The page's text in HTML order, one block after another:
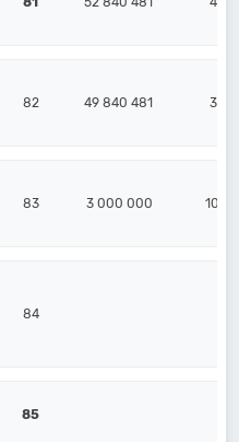
82 49 840 481 39
83 3 000 000 10
84
85